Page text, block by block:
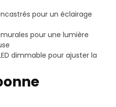
pour un éclairage
pour une lumière
dimmable pour ajuster la